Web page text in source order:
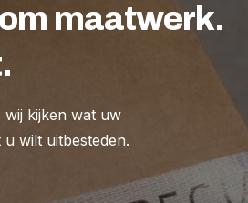
maatwerk.
kijken wat uw
wilt uitbesteden.